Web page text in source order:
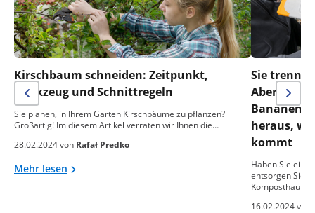
Kirschbaum schneiden: Zeitpunkt,
Werkzeug und Schnittregeln
Sie planen, in Ihrem Garten Kirschbäume zu pflanzen?
Großartig! Im diesem Artikel verraten wir Ihnen die…
28.02.2024 von Rafał Predko
Mehr lesen
Sie
Aber was
heraus,
kommt
Haben Sie
entsorgen Sie
16.02.2024 von